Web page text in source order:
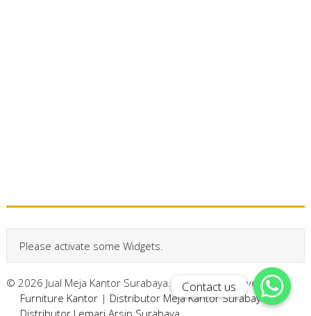
Please activate some Widgets.
© 2026 Jual Meja Kantor Surabaya. All Rights Reserved.
Furniture Kantor| Distributor Meja Kantor Surabaya|
Distributor Lemari Arsip Surabaya
Contact us
Contact us